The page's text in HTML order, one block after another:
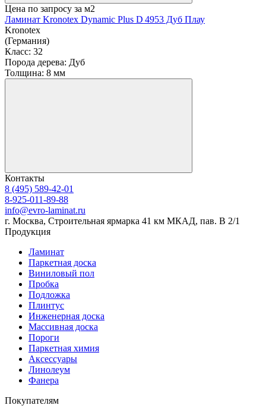
Цена по запросу за м2
Ламинат Kronotex Dynamic Plus D 4953 Дуб Плау
Kronotex
(Германия)
Класс: 32
Порода дерева: Дуб
Толщина: 8 мм
Контакты
8 (495) 589-42-01
8-925-011-89-88
info@evro-laminat.ru
г. Москва, Строительная ярмарка 41 км МКАД, пав. В 2/1
Продукция
Ламинат
Паркетная доска
Виниловый пол
Пробка
Подложка
Плинтус
Инженерная доска
Массивная доска
Пороги
Паркетная химия
Аксессуары
Линолеум
Фанера
Покупателям